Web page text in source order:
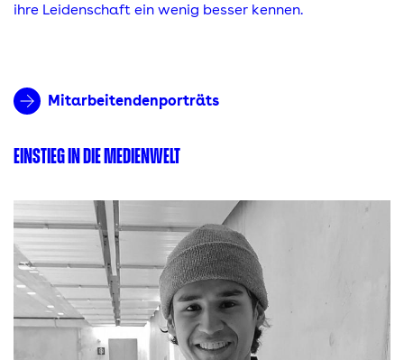
ihre Leidenschaft ein wenig besser kennen.
Mitarbeitendenporträts
EINSTIEG IN DIE MEDIENWELT